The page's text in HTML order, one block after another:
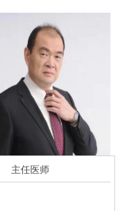
主任医师